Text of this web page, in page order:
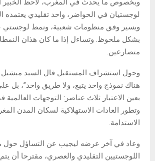
لوجستيان في الحواضر، واحد تقليدي يعتمده
ويسير وفق منظومات شعبية، ونمط لوجستي
بشكل ملحوظ. وتساءل إذا ما كان هذان
متصارعين.
وحول استشراف المستقبل قال السيد
هناك نموذج واحد يتبع، ولا طريق واحد”، بل
بعين الاعتبار ثلاث عناصر: التوجهات العالمية
وتطور العادات الاستهلاكية لسكان المدن
الاستدامة.
وعاد في آخر عرضه ليجيب عن التساؤل حول
اللوجستيين التقليدي والعصري، مقترحا أن